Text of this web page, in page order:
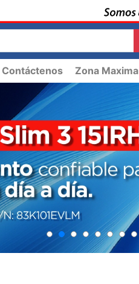
Contáctenos Zona Maxima